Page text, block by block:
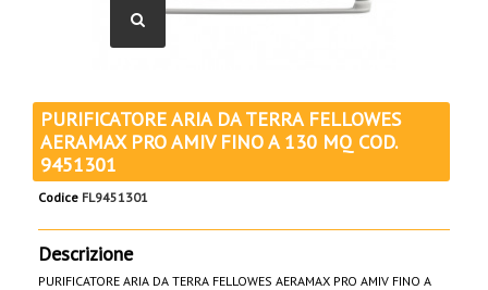
PURIFICATORE ARIA DA TERRA FELLOWES
AERAMAX PRO AMIV FINO A 130 MQ COD.
9451301
Codice FL9451301
Descrizione
PURIFICATORE ARIA DA TERRA FELLOWES AERAMAX PRO AMIV FINO A